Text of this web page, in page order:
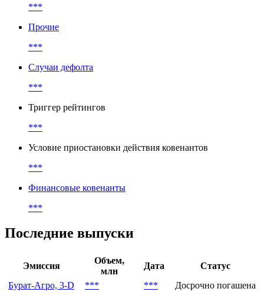
***
Прочие
***
Случаи дефолта
***
Триггер рейтингов
***
Условие приостановки действия ковенантов
***
Финансовые ковенанты
***
Последние выпуски
Эмиссия
Объем,
млн
Дата
Статус
Бурат-Агро, 3-D
*** ***
Досрочно погашена